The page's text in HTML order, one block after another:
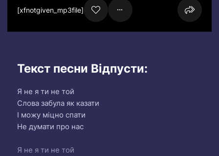
[xfnotgiven_mp3file]
Текст песни Відпусти:
Я не я ти не той
Слова забула як казати
І можу міцно спати
Не думати про нас
Я не я ти не той